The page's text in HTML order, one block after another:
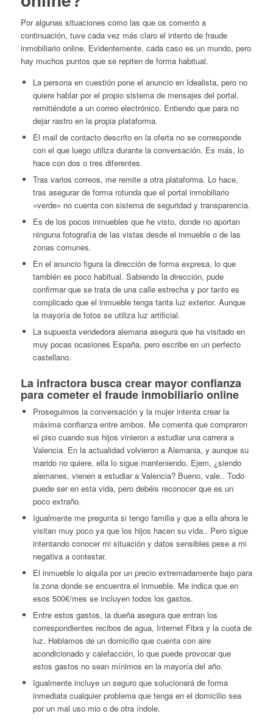
Por algunas situaciones como las que os comento a
continuación, tuve cada vez más claro el intento de fraude
inmobiliario online. Evidentemente, cada caso es un mundo, pero
hay muchos puntos que se repiten de forma habitual.
La persona en cuestión pone el anuncio en Idealista, pero no
quiere hablar por el propio sistema de mensajes del portal,
remitiéndote a un correo electrónico. Entiendo que para no
dejar rastro en la propia plataforma.
El mail de contacto descrito en la oferta no se corresponde
con el que luego utiliza durante la conversación. Es más, lo
hace con dos o tres diferentes.
Tras varios correos, me remite a otra plataforma. Lo hace,
tras asegurar de forma rotunda que el portal inmobiliario
«verde» no cuenta con sistema de seguridad y transparencia.
Es de los pocos inmuebles que he visto, donde no aportan
ninguna fotografía de las vistas desde el inmueble o de las
zonas comunes.
En el anuncio figura la dirección de forma expresa, lo que
también es poco habitual. Sabiendo la dirección, pude
confirmar que se trata de una calle estrecha y por tanto es
complicado que el inmueble tenga tanta luz exterior. Aunque
la mayoría de fotos se utiliza luz artificial.
La supuesta vendedora alemana asegura que ha visitado en
muy pocas ocasiones España, pero escribe en un perfecto
castellano.
La infractora busca crear mayor confianza
para cometer el fraude inmobiliario online
Proseguimos la conversación y la mujer intenta crear la
máxima confianza entre ambos. Me comenta que compraron
el piso cuando sus hijos vinieron a estudiar una carrera a
Valencia. En la actualidad volvieron a Alemania, y aunque su
marido no quiere, ella lo sigue manteniendo. Ejem, ¿siendo
alemanes, vienen a estudiar a Valencia? Bueno, vale.. Todo
puede ser en esta vida, pero debéis reconocer que es un
poco extraño.
Igualmente me pregunta si tengo familia y que a ella ahora le
visitan muy poco ya que los hijos hacen su vida.. Pero sigue
intentando conocer mi situación y datos sensibles pese a mi
negativa a contestar.
El inmueble lo alquila por un precio extremadamente bajo para
la zona donde se encuentra el inmueble. Me indica que en
esos 500€/mes se incluyen todos los gastos.
Entre estos gastos, la dueña asegura que entran los
correspondientes recibos de agua, Internet Fibra y la cuota de
luz. Hablamos de un domicilio que cuenta con aire
acondicionado y calefacción, lo que puede provocar que
estos gastos no sean mínimos en la mayoría del año.
Igualmente incluye un seguro que solucionará de forma
inmediata cualquier problema que tenga en el domicilio sea
por un mal uso mio o de otra índole.